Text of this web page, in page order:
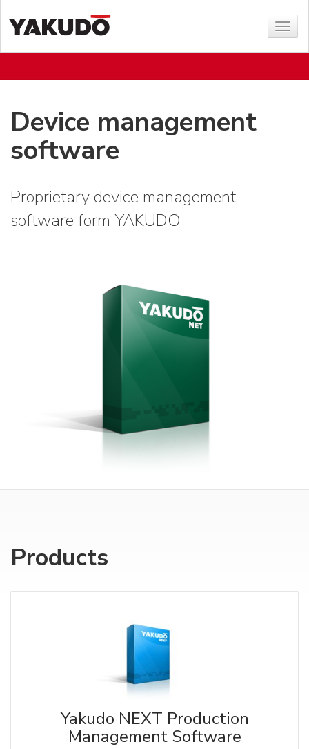
Show
menu
Device management
software
Proprietary device management
software form YAKUDO
Products
Yakudo NEXT Production
Management Software